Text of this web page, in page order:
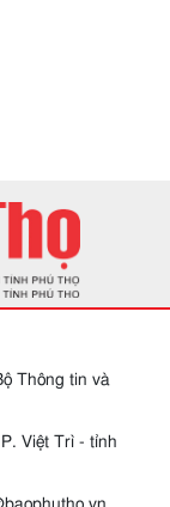
Thông tin và
Việt Trì - tỉnh